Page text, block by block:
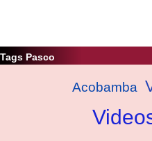
Tags Pasco
Acobamba